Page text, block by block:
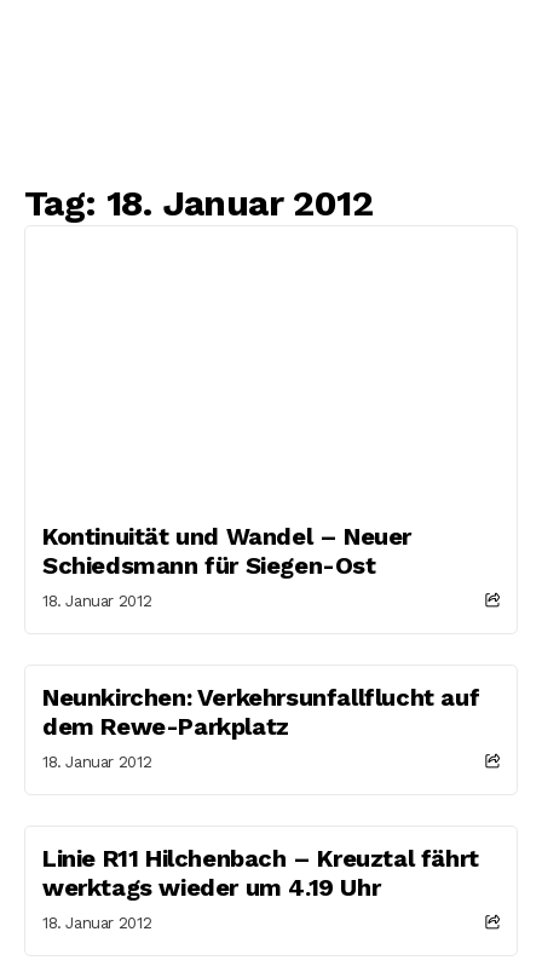
Tag: 18. Januar 2012
Kontinuität und Wandel – Neuer
Schiedsmann für Siegen-Ost
18. Januar 2012
Neunkirchen: Verkehrsunfallflucht auf
dem Rewe-Parkplatz
18. Januar 2012
Linie R11 Hilchenbach – Kreuztal fährt
werktags wieder um 4.19 Uhr
18. Januar 2012